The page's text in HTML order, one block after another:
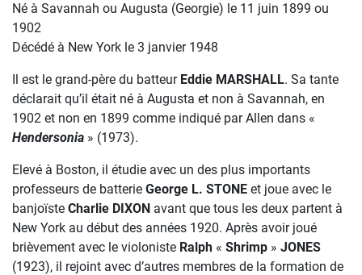
Né à Savannah ou Augusta (Georgie) le 11 juin 1899 ou
1902
Décédé à New York le 3 janvier 1948
Il est le grand-père du batteur Eddie MARSHALL. Sa tante
déclarait qu’il était né à Augusta et non à Savannah, en
1902 et non en 1899 comme indiqué par Allen dans «
Hendersonia » (1973).
Elevé à Boston, il étudie avec un des plus importants
professeurs de batterie George L. STONE et joue avec le
banjoïste Charlie DIXON avant que tous les deux partent à
New York au début des années 1920. Après avoir joué
brièvement avec le violoniste Ralph « Shrimp » JONES
(1923), il rejoint avec d’autres membres de la formation de